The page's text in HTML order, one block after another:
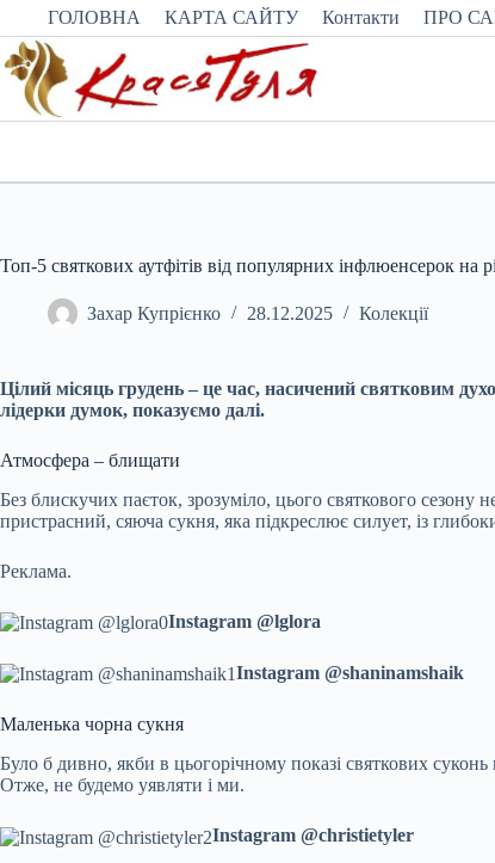
Перейти
вмісту
ГОЛОВНА КАРТА САЙТУ Контакти ПРО
Топ-5 святкових аутфітів від популярних інфлюенсерок на
Захар Купрієнко 28.12.2025 Колекції
Цілий місяць грудень – це час, насичений святковим
лідерки думок, показуємо далі.
Атмосфера – блищати
Без блискучих паєток, зрозуміло, цього святкового
пристрасний, сяюча сукня, яка підкреслює силует, із
Реклама.
Instagram @lglora
Instagram @shaninamshaik
Маленька чорна сукня
Було б дивно, якби в цьогорічному показі святкових
Отже, не будемо уявляти і ми.
Instagram @christietyler